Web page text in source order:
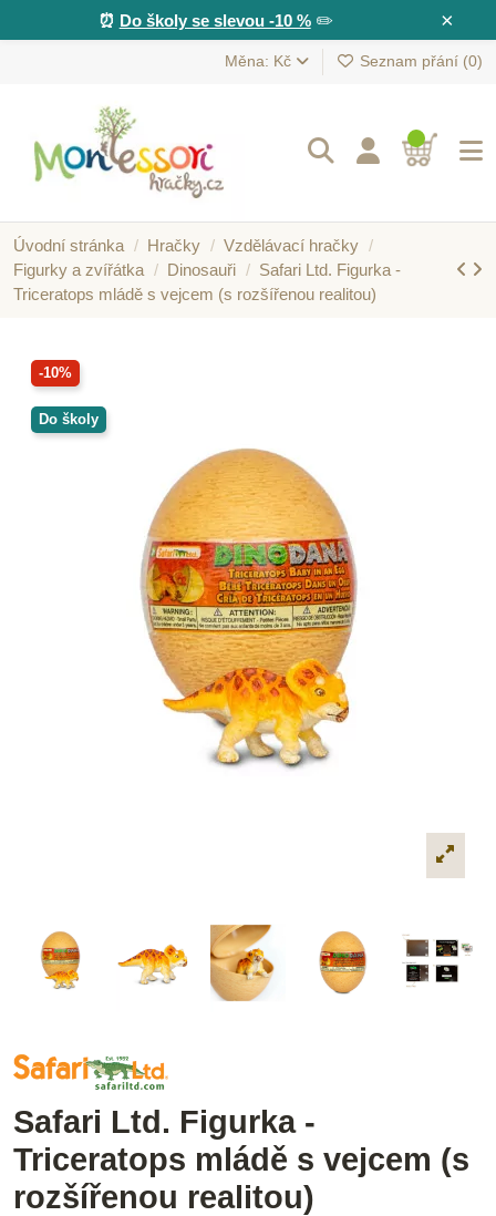
×
⏰ Do školy se slevou -10 %✏️
Měna: Kč Seznam přání (0)
Úvodní stránka Hračky
Vzdělávací hračky
Figurky a zvířátka
Dinosauři
Safari Ltd. Figurka -
Triceratops mládě s vejcem (s rozšířenou realitou)
-10%
Do školy
Safari Ltd. Figurka -
Triceratops mládě s vejcem (s
rozšířenou realitou)